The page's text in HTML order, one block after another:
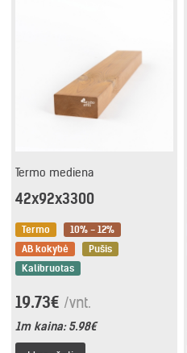
Termo mediena
42x92x3300
Termo
10% - 12%
AB kokybė
Pušis
Kalibruotas
19.73€ /vnt.
1m kaina:5.98€